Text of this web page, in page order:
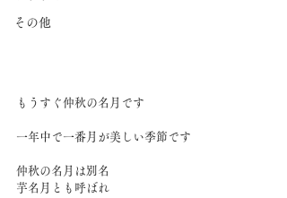
その他
もうすぐ仲秋の名月です
一年中で一番月が美しい季節です
仲秋の名月は別名
芋名月とも呼ばれ